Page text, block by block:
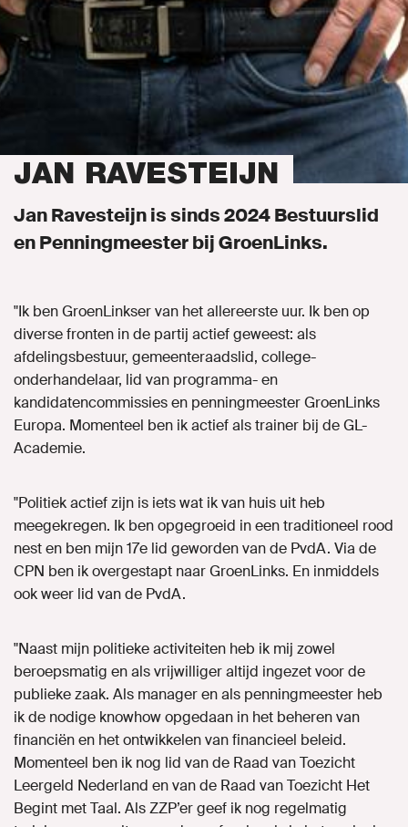
JAN RAVESTEIJN
Jan Ravesteijn is sinds 2024 Bestuurslid
en Penningmeester bij GroenLinks.
"Ik ben GroenLinkser van het allereerste uur. Ik ben op
diverse fronten in de partij actief geweest: als
afdelingsbestuur, gemeenteraadslid, college-
onderhandelaar, lid van programma- en
kandidatencommissies en penningmeester GroenLinks
Europa. Momenteel ben ik actief als trainer bij de GL-
Academie.
"Politiek actief zijn is iets wat ik van huis uit heb
meegekregen. Ik ben opgegroeid in een traditioneel rood
nest en ben mijn 17e lid geworden van de PvdA. Via de
CPN ben ik overgestapt naar GroenLinks. En inmiddels
ook weer lid van de PvdA.
"Naast mijn politieke activiteiten heb ik mij zowel
beroepsmatig en als vrijwilliger altijd ingezet voor de
publieke zaak. Als manager en als penningmeester heb
ik de nodige knowhow opgedaan in het beheren van
financiën en het ontwikkelen van financieel beleid.
Momenteel ben ik nog lid van de Raad van Toezicht
Leergeld Nederland en van de Raad van Toezicht Het
Begint met Taal. Als ZZP’er geef ik nog regelmatig